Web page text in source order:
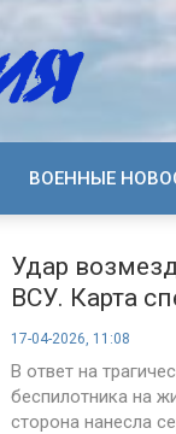
ВОЕННЫЕ
Удар
ВСУ. Карта
17-04-2026, 11:08
В ответ на
беспилотника на
сторона нанесла